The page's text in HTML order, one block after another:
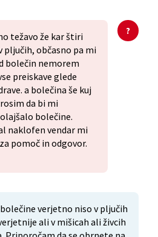
težavo že kar štiri
pljučih, občasno pa mi
bolečin nemorem
preiskave glede
a bolečina še kuj
da bi mi
bolečine.
naklofen vendar mi
pomoč in odgovor.
verjetno niso v pljučih
ali v mišicah ali živcih